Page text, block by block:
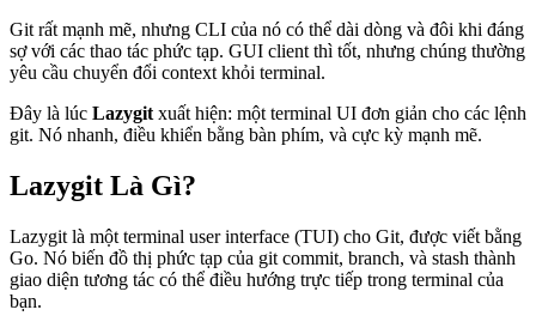
Git rất mạnh mẽ, nhưng CLI của nó có thể dài dòng và đôi khi đáng
sợ với các thao tác phức tạp. GUI client thì tốt, nhưng chúng thường
yêu cầu chuyển đổi context khỏi terminal.
Đây là lúc Lazygit xuất hiện: một terminal UI đơn giản cho các lệnh
git. Nó nhanh, điều khiển bằng bàn phím, và cực kỳ mạnh mẽ.
Lazygit Là Gì?
Lazygit là một terminal user interface (TUI) cho Git, được viết bằng
Go. Nó biến đồ thị phức tạp của git commit, branch, và stash thành
giao diện tương tác có thể điều hướng trực tiếp trong terminal của
bạn.